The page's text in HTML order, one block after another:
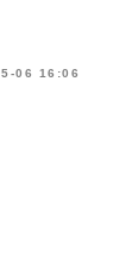
06 16:06